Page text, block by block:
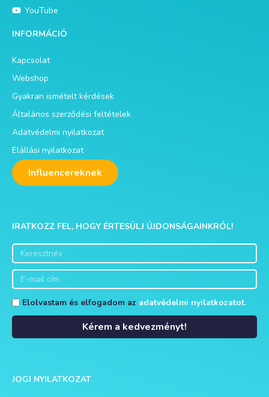
YouTube
INFORMÁCIÓ
Kapcsolat
Webshop
Gyakran ismételt kérdések
Általános szerződési feltételek
Adatvédelmi nyilatkozat
Elállási nyilatkozat
Influencereknek
IRATKOZZ FEL, HOGY ÉRTESÜLJ ÚJDONSÁGAINKRÓL!
Elolvastam és elfogadom az adatvédelmi nyilatkozatot.
Kérem a kedvezményt!
JOGI NYILATKOZAT